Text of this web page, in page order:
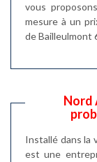
vous
mesure à un
de Bailleulmont
Nord
Installé dans la
est une